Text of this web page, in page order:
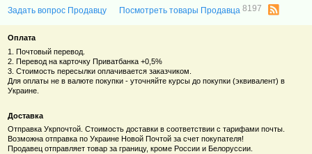
Задать вопрос Продавцу Посмотреть товары Продавца8197
Оплата
1. Почтовый перевод.
2. Перевод на карточку Приватбанка +0,5%
3. Стоимость пересылки оплачивается заказчиком.
Для оплаты не в валюте покупки - уточняйте курсы до покупки (эквивалент) в
Украине.
Доставка
Отправка Укрпочтой. Стоимость доставки в соответствии с тарифами почты.
Возможна отправка по Украине Новой Почтой за счет покупателя!
Продавец отправляет товар за границу, кроме России и Белоруссии.